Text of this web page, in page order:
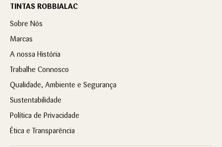
TINTAS ROBBIALAC
Sobre Nós
Marcas
A nossa História
Trabalhe Connosco
Qualidade, Ambiente e Segurança
Sustentabilidade
Política de Privacidade
Ética e Transparência